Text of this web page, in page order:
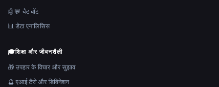
🤖💬 चैट बॉट
📊 डेटा एनालिसिस
🎓शिक्षा और जीवनशैली
🎁 उपहार के विचार और सुझाव
🔮 एआई टैरो और डिविनेशन